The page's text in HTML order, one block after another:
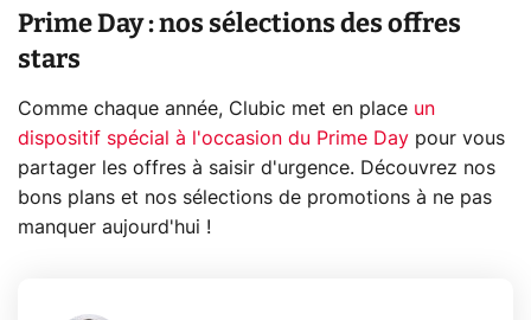
Prime Day : nos sélections des offres
stars
Comme chaque année, Clubic met en place un
dispositif spécial à l'occasion du Prime Day pour vous
partager les offres à saisir d'urgence. Découvrez nos
bons plans et nos sélections de promotions à ne pas
manquer aujourd'hui !